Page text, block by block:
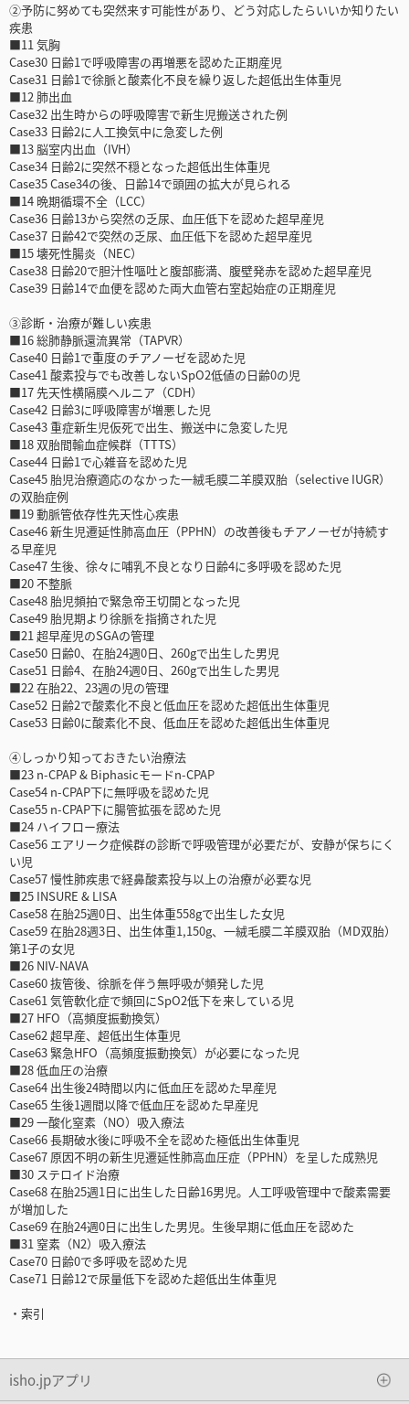
②予防に努めても突然来す可能性があり、どう対応したらいいか知りたい
疾患
■11 気胸
Case30 日齢1で呼吸障害の再増悪を認めた正期産児
Case31 日齢1で徐脈と酸素化不良を繰り返した超低出生体重児
■12 肺出血
Case32 出生時からの呼吸障害で新生児搬送された例
Case33 日齢2に人工換気中に急変した例
■13 脳室内出血（IVH）
Case34 日齢2に突然不穏となった超低出生体重児
Case35 Case34の後、日齢14で頭囲の拡大が見られる
■14 晩期循環不全（LCC）
Case36 日齢13から突然の乏尿、血圧低下を認めた超早産児
Case37 日齢42で突然の乏尿、血圧低下を認めた超早産児
■15 壊死性腸炎（NEC）
Case38 日齢20で胆汁性嘔吐と腹部膨満、腹壁発赤を認めた超早産児
Case39 日齢14で血便を認めた両大血管右室起始症の正期産児
③診断・治療が難しい疾患
■16 総肺静脈還流異常（TAPVR）
Case40 日齢1で重度のチアノーゼを認めた児
Case41 酸素投与でも改善しないSpO2低値の日齢0の児
■17 先天性横隔膜ヘルニア（CDH）
Case42 日齢3に呼吸障害が増悪した児
Case43 重症新生児仮死で出生、搬送中に急変した児
■18 双胎間輸血症候群（TTTS）
Case44 日齢1で心雑音を認めた児
Case45 胎児治療適応のなかった一絨毛膜二羊膜双胎（selective IUGR）
の双胎症例
■19 動脈管依存性先天性心疾患
Case46 新生児遷延性肺高血圧（PPHN）の改善後もチアノーゼが持続す
る早産児
Case47 生後、徐々に哺乳不良となり日齢4に多呼吸を認めた児
■20 不整脈
Case48 胎児頻拍で緊急帝王切開となった児
Case49 胎児期より徐脈を指摘された児
■21 超早産児のSGAの管理
Case50 日齢0、在胎24週0日、260gで出生した男児
Case51 日齢4、在胎24週0日、260gで出生した男児
■22 在胎22、23週の児の管理
Case52 日齢2で酸素化不良と低血圧を認めた超低出生体重児
Case53 日齢0に酸素化不良、低血圧を認めた超低出生体重児
④しっかり知っておきたい治療法
■23 n-CPAP & Biphasicモードn-CPAP
Case54 n-CPAP下に無呼吸を認めた児
Case55 n-CPAP下に腸管拡張を認めた児
■24 ハイフロー療法
Case56 エアリーク症候群の診断で呼吸管理が必要だが、安静が保ちにく
い児
Case57 慢性肺疾患で経鼻酸素投与以上の治療が必要な児
■25 INSURE & LISA
Case58 在胎25週0日、出生体重558gで出生した女児
Case59 在胎28週3日、出生体重1,150g、一絨毛膜二羊膜双胎（MD双胎）
第1子の女児
■26 NIV-NAVA
Case60 抜管後、徐脈を伴う無呼吸が頻発した児
Case61 気管軟化症で頻回にSpO2低下を来している児
■27 HFO（高頻度振動換気）
Case62 超早産、超低出生体重児
Case63 緊急HFO（高頻度振動換気）が必要になった児
■28 低血圧の治療
Case64 出生後24時間以内に低血圧を認めた早産児
Case65 生後1週間以降で低血圧を認めた早産児
■29 一酸化窒素（NO）吸入療法
Case66 長期破水後に呼吸不全を認めた極低出生体重児
Case67 原因不明の新生児遷延性肺高血圧症（PPHN）を呈した成熟児
■30 ステロイド治療
Case68 在胎25週1日に出生した日齢16男児。人工呼吸管理中で酸素需要
が増加した
Case69 在胎24週0日に出生した男児。生後早期に低血圧を認めた
■31 窒素（N2）吸入療法
Case70 日齢0で多呼吸を認めた児
Case71 日齢12で尿量低下を認めた超低出生体重児
・索引
isho.jpアプリ